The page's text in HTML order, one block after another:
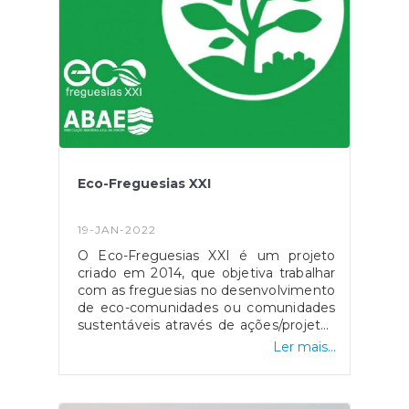
https://fogos.icnf.pt/sgif2010/
Eco-Freguesias XXI
19-JAN-2022
O Eco-Freguesias XXI é um projeto
criado em 2014, que objetiva trabalhar
com as freguesias no desenvolvimento
de eco-comunidades ou comunidades
sustentáveis através de ações/projetos
à escala local. No final é atribuído o
Freguesias a todas as freguesias em
Ler mais...